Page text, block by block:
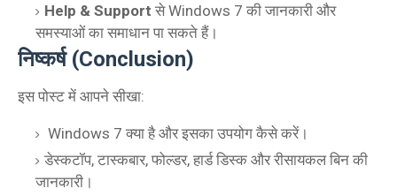
Help & Support से Windows 7 की जानकारी और
समस्याओं का समाधान पा सकते हैं।
निष्कर्ष (Conclusion)
इस पोस्ट में आपने सीखा:
Windows 7 क्या है और इसका उपयोग कैसे करें।
डेस्कटॉप, टास्कबार, फोल्डर, हार्ड डिस्क और रीसायकल बिन की
जानकारी।